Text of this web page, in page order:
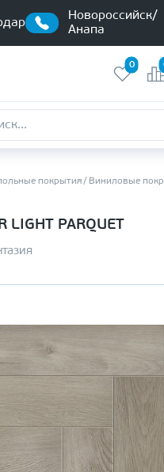
Новороссийск/
Анапа
0
покрытия Виниловые
LIGHT PARQUET